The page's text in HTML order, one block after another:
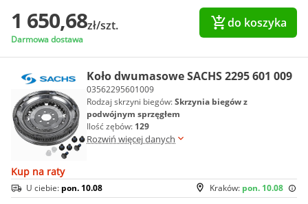
1 650,68zł/szt.
Darmowa dostawa
do koszyka
Koło dwumasowe SACHS 2295 601 009
03562295601009
Rodzaj skrzyni biegów:Skrzynia biegów z
podwójnym sprzęgłem
Ilość zębów: 129
Rozwiń więcej danych
Kup na raty
Kraków: pon. 10.08
U ciebie: pon. 10.08